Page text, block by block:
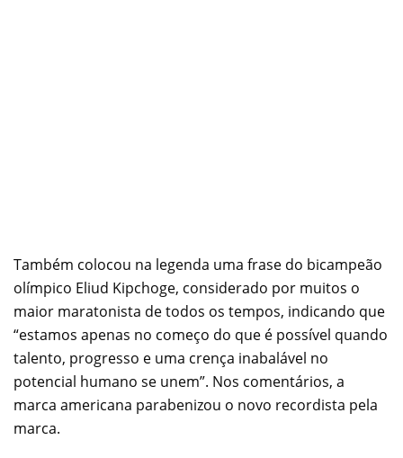
Também colocou na legenda uma frase do bicampeão
olímpico Eliud Kipchoge, considerado por muitos o
maior maratonista de todos os tempos, indicando que
“estamos apenas no começo do que é possível quando
talento, progresso e uma crença inabalável no
potencial humano se unem”. Nos comentários, a
marca americana parabenizou o novo recordista pela
marca.